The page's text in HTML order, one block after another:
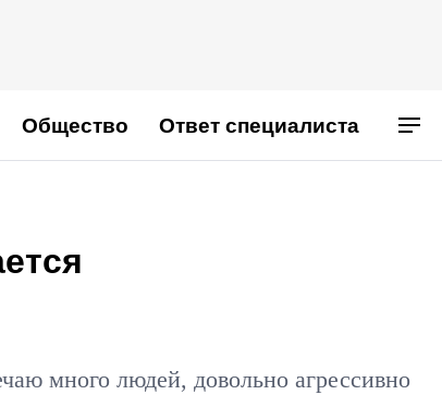
Общество Ответ специалиста
много людей, довольно агрессивно